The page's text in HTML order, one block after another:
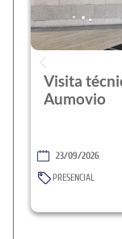
Visita
Aumovio
23/09/2026
PRESENCIAL